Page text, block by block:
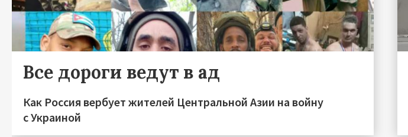
Все дороги ведут в ад
Как Россия вербует жителей Центральной Азии на войну
с Украиной